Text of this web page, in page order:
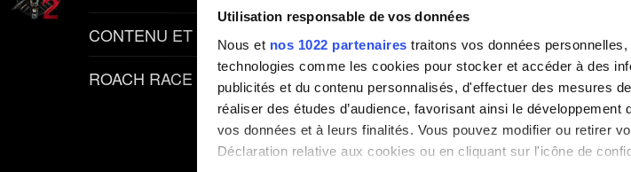
Utilisation responsable de vos données
Nous et nos 1022 partenaires traitons vos données
technologies comme les cookies pour stocker et accéder à des
publicités et du contenu personnalisés, d'effectuer des mesures
réaliser des études d’audience, favorisant ainsi le
vos données et à leurs finalités. Vous pouvez modifier ou retirer
Déclaration relative aux cookies ou en cliquant sur l'icône de
CONTENU ET POLITIQUES
ROACH RACE APP
Sélectionnez l'onglet
Steam vérifiera alors les
Epic Games
Dans la section